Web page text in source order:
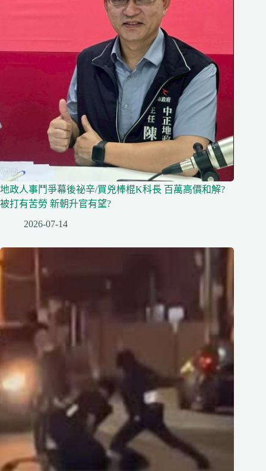
地政人事鬥爭幕後祕辛/買兇棒棍K科長 百萬高價和解?
被打有苦勞 新朝升官有望?
2026-07-14